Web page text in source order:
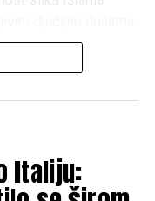
na takav način
ali pojedini
kako meleki
kako šejtani i
Italiju: